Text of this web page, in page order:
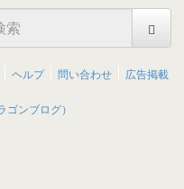
ヘルプ 問い合わせ 広告掲載
ンブログ）